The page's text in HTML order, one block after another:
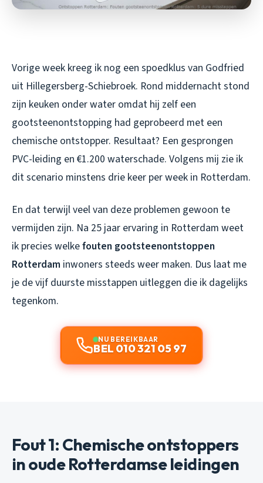
Vorige week kreeg ik nog een spoedklus van Godfried
uit Hillegersberg-Schiebroek. Rond middernacht stond
zijn keuken onder water omdat hij zelf een
gootsteenontstopping had geprobeerd met een
chemische ontstopper. Resultaat? Een gesprongen
PVC-leiding en €1.200 waterschade. Volgens mij zie ik
dit scenario minstens drie keer per week in Rotterdam.
En dat terwijl veel van deze problemen gewoon te
vermijden zijn. Na 25 jaar ervaring in Rotterdam weet
ik precies welkefouten gootsteenontstoppen
Rotterdam inwoners steeds weer maken. Dus laat me
je de vijf duurste misstappen uitleggen die ik dagelijks
tegenkom.
NU BEREIKBAAR
BEL 010 321 05 97
Fout 1: Chemische ontstoppers
in oude Rotterdamse leidingen